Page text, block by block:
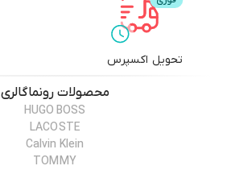
تحویل اکسپرس
محصولاترونماگالری
HUGO BOSS
LACOSTE
Calvin Klein
TOMMY